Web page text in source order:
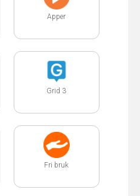
Apper
Grid 3
Fri bruk